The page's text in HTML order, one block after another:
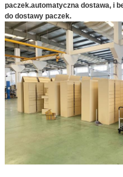
paczek.automatyczna dostawa, i
do dostawy paczek.